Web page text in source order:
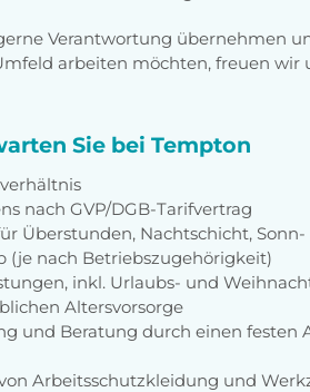
Verantwortung übernehmen
arbeiten möchten, freuen wir
Sie bei Tempton
nach GVP/DGB-Tarifvertrag
Überstunden, Nachtschicht,
(je nach Betriebszugehörigkeit)
inkl. Urlaubs- und
Altersvorsorge
und Beratung durch einen festen
Arbeitsschutzkleidung und